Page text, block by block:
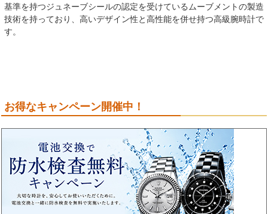
基準を持つジュネーブシールの認定を受けているムーブメントの製造
技術を持っており、高いデザイン性と高性能を併せ持つ高級腕時計で
す。
お得なキャンペーン開催中！